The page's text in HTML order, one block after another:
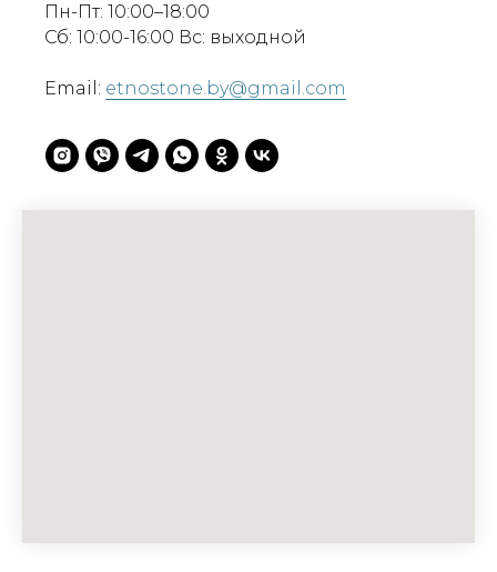
Пн-Пт: 10:00–18:00
Сб: 10:00-16:00 Вс: выходной
Email: etnostone.by@gmail.com